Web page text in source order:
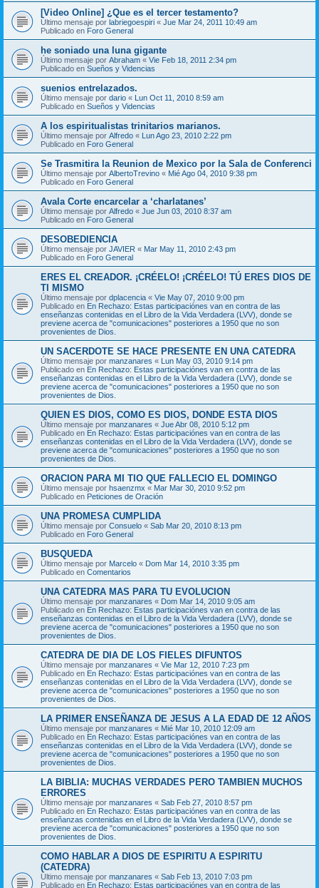
[Video Online] ¿Que es el tercer testamento?
Último mensaje por labriegoespiri « Jue Mar 24, 2011 10:49 am
Publicado en Foro General
he soniado una luna gigante
Último mensaje por Abraham « Vie Feb 18, 2011 2:34 pm
Publicado en Sueños y Videncias
suenios entrelazados.
Último mensaje por dario « Lun Oct 11, 2010 8:59 am
Publicado en Sueños y Videncias
A los espiritualistas trinitarios marianos.
Último mensaje por Alfredo « Lun Ago 23, 2010 2:22 pm
Publicado en Foro General
Se Trasmitira la Reunion de Mexico por la Sala de Conferenci
Último mensaje por AlbertoTrevino « Mié Ago 04, 2010 9:38 pm
Publicado en Foro General
Avala Corte encarcelar a ‘charlatanes’
Último mensaje por Alfredo « Jue Jun 03, 2010 8:37 am
Publicado en Foro General
DESOBEDIENCIA
Último mensaje por JAVIER « Mar May 11, 2010 2:43 pm
Publicado en Foro General
ERES EL CREADOR. ¡CRÉELO! ¡CRÉELO! TÚ ERES DIOS DE
TI MISMO
Último mensaje por dplacencia « Vie May 07, 2010 9:00 pm
Publicado en En Rechazo: Estas participaciónes van en contra de las
enseñanzas contenidas en el Libro de la Vida Verdadera (LVV), donde se
previene acerca de "comunicaciones" posteriores a 1950 que no son
provenientes de Dios.
UN SACERDOTE SE HACE PRESENTE EN UNA CATEDRA
Último mensaje por manzanares « Lun May 03, 2010 9:14 pm
Publicado en En Rechazo: Estas participaciónes van en contra de las
enseñanzas contenidas en el Libro de la Vida Verdadera (LVV), donde se
previene acerca de "comunicaciones" posteriores a 1950 que no son
provenientes de Dios.
QUIEN ES DIOS, COMO ES DIOS, DONDE ESTA DIOS
Último mensaje por manzanares « Jue Abr 08, 2010 5:12 pm
Publicado en En Rechazo: Estas participaciónes van en contra de las
enseñanzas contenidas en el Libro de la Vida Verdadera (LVV), donde se
previene acerca de "comunicaciones" posteriores a 1950 que no son
provenientes de Dios.
ORACION PARA MI TIO QUE FALLECIO EL DOMINGO
Último mensaje por hsaenzmx « Mar Mar 30, 2010 9:52 pm
Publicado en Peticiones de Oración
UNA PROMESA CUMPLIDA
Último mensaje por Consuelo « Sab Mar 20, 2010 8:13 pm
Publicado en Foro General
BUSQUEDA
Último mensaje por Marcelo « Dom Mar 14, 2010 3:35 pm
Publicado en Comentarios
UNA CATEDRA MAS PARA TU EVOLUCION
Último mensaje por manzanares « Dom Mar 14, 2010 9:05 am
Publicado en En Rechazo: Estas participaciónes van en contra de las
enseñanzas contenidas en el Libro de la Vida Verdadera (LVV), donde se
previene acerca de "comunicaciones" posteriores a 1950 que no son
provenientes de Dios.
CATEDRA DE DIA DE LOS FIELES DIFUNTOS
Último mensaje por manzanares « Vie Mar 12, 2010 7:23 pm
Publicado en En Rechazo: Estas participaciónes van en contra de las
enseñanzas contenidas en el Libro de la Vida Verdadera (LVV), donde se
previene acerca de "comunicaciones" posteriores a 1950 que no son
provenientes de Dios.
LA PRIMER ENSEÑANZA DE JESUS A LA EDAD DE 12 AÑOS
Último mensaje por manzanares « Mié Mar 10, 2010 12:09 am
Publicado en En Rechazo: Estas participaciónes van en contra de las
enseñanzas contenidas en el Libro de la Vida Verdadera (LVV), donde se
previene acerca de "comunicaciones" posteriores a 1950 que no son
provenientes de Dios.
LA BIBLIA: MUCHAS VERDADES PERO TAMBIEN MUCHOS
ERRORES
Último mensaje por manzanares « Sab Feb 27, 2010 8:57 pm
Publicado en En Rechazo: Estas participaciónes van en contra de las
enseñanzas contenidas en el Libro de la Vida Verdadera (LVV), donde se
previene acerca de "comunicaciones" posteriores a 1950 que no son
provenientes de Dios.
COMO HABLAR A DIOS DE ESPIRITU A ESPIRITU
(CATEDRA)
Último mensaje por manzanares « Sab Feb 13, 2010 7:03 pm
Publicado en En Rechazo: Estas participaciónes van en contra de las